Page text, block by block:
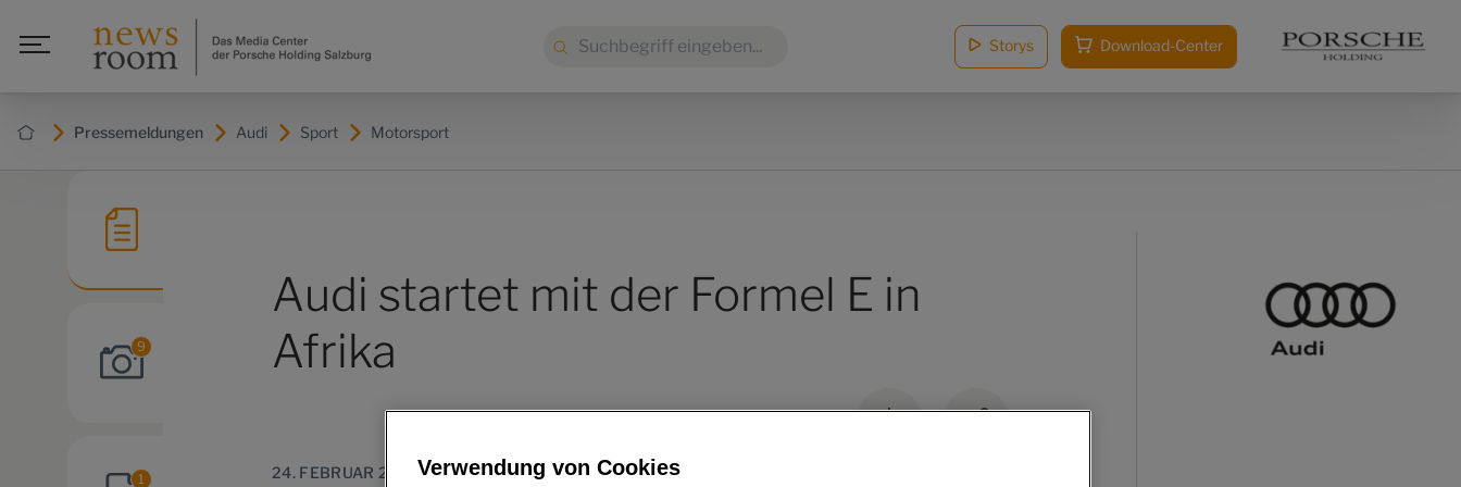
Pressemeldungen Audi Sport Motorsport
Suche: Storys Download-Center
9
1
Audi startet mit der Formel E in
Afrika
24. FEBRUAR 2020Verwendung von Cookies